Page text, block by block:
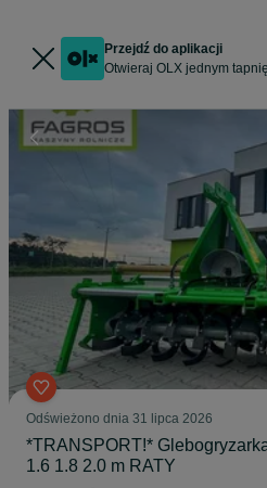
Przejdź do aplikacji
Otwieraj OLX jednym
Odświeżono dnia 31 lipca 2026
*TRANSPORT!*
1.6 1.8 2.0 m RATY